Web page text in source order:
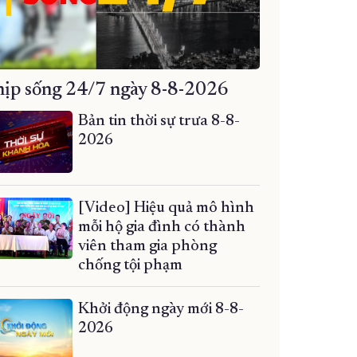
sống 24/7 ngày 8-8-2026
Bản tin thời sự trưa 8-8-
2026
[Video] Hiệu quả mô hình
mỗi hộ gia đình có thành
viên tham gia phòng
chống tội phạm
Khởi động ngày mới 8-8-
2026